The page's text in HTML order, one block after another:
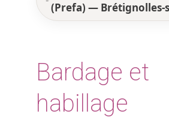
(Prefa) — Brétignolles-
Bardage et
habillage